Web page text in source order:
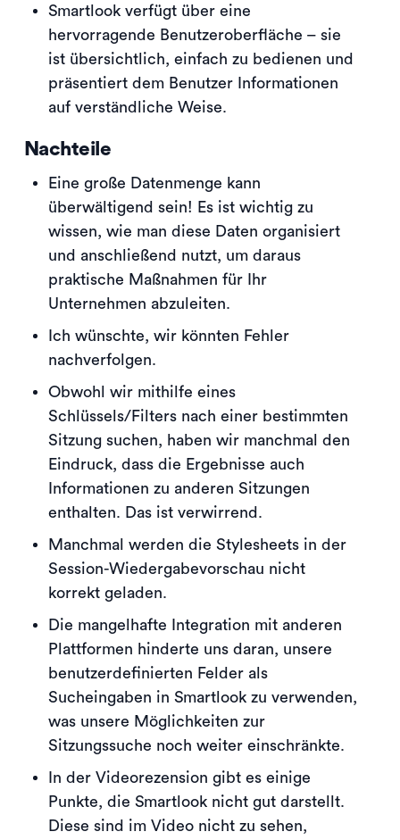
Smartlook verfügt über eine
hervorragende Benutzeroberfläche – sie
ist übersichtlich, einfach zu bedienen und
präsentiert dem Benutzer Informationen
auf verständliche Weise.
Nachteile
Eine große Datenmenge kann
überwältigend sein! Es ist wichtig zu
wissen, wie man diese Daten organisiert
und anschließend nutzt, um daraus
praktische Maßnahmen für Ihr
Unternehmen abzuleiten.
Ich wünschte, wir könnten Fehler
nachverfolgen.
Obwohl wir mithilfe eines
Schlüssels/Filters nach einer bestimmten
Sitzung suchen, haben wir manchmal den
Eindruck, dass die Ergebnisse auch
Informationen zu anderen Sitzungen
enthalten. Das ist verwirrend.
Manchmal werden die Stylesheets in der
Session-Wiedergabevorschau nicht
korrekt geladen.
Die mangelhafte Integration mit anderen
Plattformen hinderte uns daran, unsere
benutzerdefinierten Felder als
Sucheingaben in Smartlook zu verwenden,
was unsere Möglichkeiten zur
Sitzungssuche noch weiter einschränkte.
In der Videorezension gibt es einige
Punkte, die Smartlook nicht gut darstellt.
Diese sind im Video nicht zu sehen,